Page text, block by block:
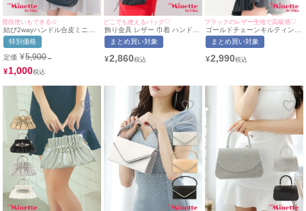
普段使いもできる☆
結び2wayハンドル合皮ミニバ
ッグ
特別価格
定価 ¥5,900→
¥1,000
どこでも使えるバッグ♡
飾り金具 レザー 巾着 ハンドバ
ッグ
まとめ買い対象
¥2,860
ブラックのレザー生地で高級感♡
ゴールドチェーンキルティング
レザーショルダーバッグ
まとめ買い対象
¥2,990